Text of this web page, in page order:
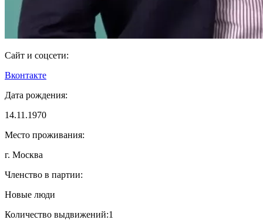
Сайт и соцсети:
Вконтакте
Дата рождения:
14.11.1970
Место проживания:
г. Москва
Членство в партии:
Новые люди
Количество выдвижений:1